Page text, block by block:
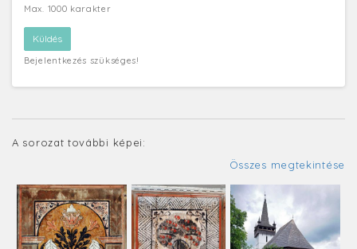
Max. 1000 karakter
Bejelentkezés szükséges!
A sorozat további képei:
Összes megtekintése